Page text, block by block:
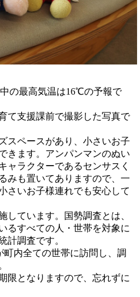
の最高気温は16℃の予報で
て支援課前で撮影した写真で
スペースがあり、小さいお子
きます。アンパンマンのぬい
ャラクターであるセンサスく
みも置いてありますので、一
さいお子様連れでも安心して
しています。国勢調査とは、
るすべての人・世帯を対象に
計調査です。
町内全ての世帯に訪問し、調
限となりますので、忘れずに